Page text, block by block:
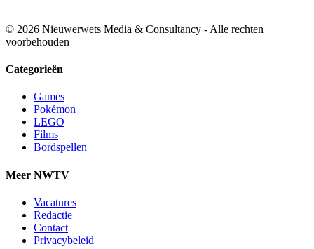
© 2026 Nieuwerwets Media & Consultancy - Alle rechten
voorbehouden
Categorieën
Games
Pokémon
LEGO
Films
Bordspellen
Meer NWTV
Vacatures
Redactie
Contact
Privacybeleid